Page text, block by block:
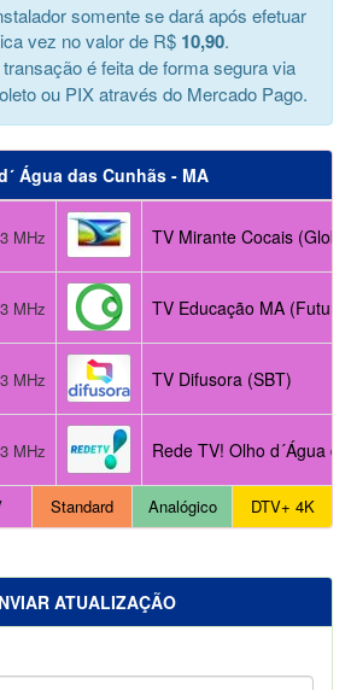
somente se dará após efetuar
vez no valor de R$ 10,90.
transação é feita de forma segura via
ou PIX através do Mercado Pago.
Água das Cunhãs - MA
MHz TV Mirante Cocais
MHz TV Educação MA (Futura)
MHz TV Difusora (SBT)
MHz Rede TV! Olho d´Água
Standard Analógico DTV+ 4K
ATUALIZAÇÃO